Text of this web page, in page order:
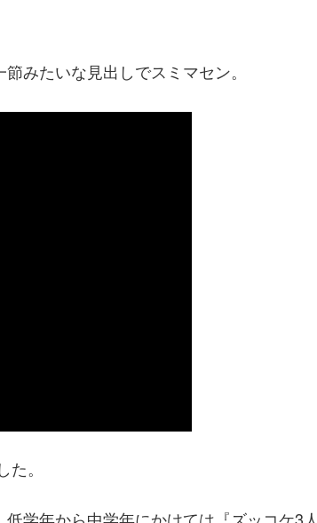
みたいな見出しでスミマセン。
。